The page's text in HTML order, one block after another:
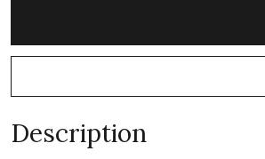
Description